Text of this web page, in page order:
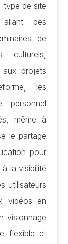
type de site
des
de
culturels,
aux projets
les
même à
le partage
pour
la visibilité
utilisateurs
vidéos en
visionnage
flexible et